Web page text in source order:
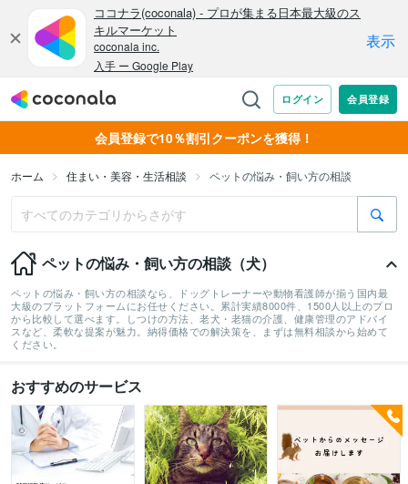
会員登録で10％割引クーポンを獲得！
ホーム 住まい・美容・生活相談 ペットの悩み・飼い方の相談
ペットの悩み・飼い方の相談（犬）
ペットの悩み・飼い方の相談なら、ドッグトレーナーや動物看護師が揃う国内最
大級のプラットフォームにお任せください。累計実績8000件、1500人以上のプロ
から比較して選べます。しつけの方法、老犬・老猫の介護、健康管理のアドバイ
スなど、柔軟な提案が魅力。納得価格での解決策を、まずは無料相談から始めて
ください。
おすすめのサービス